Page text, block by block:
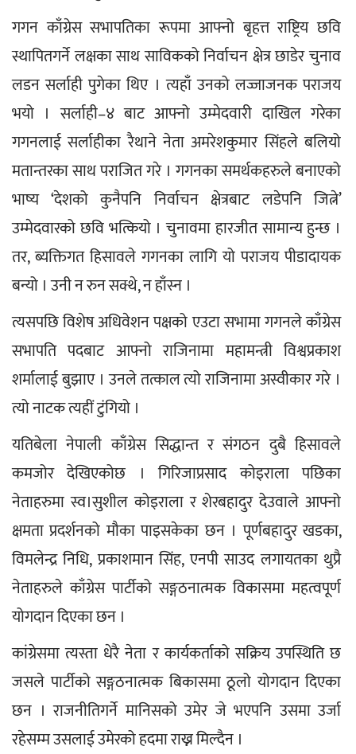
गगन काँग्रेस सभापतिका रूपमा आफ्नो बृहत्त राष्ट्रिय छवि
स्थापितगर्ने लक्षका साथ साविकको निर्वाचन क्षेत्र छाडेर चुनाव
लडन सर्लाही पुगेका थिए । त्यहाँ उनको लज्जाजनक पराजय
भयो । सर्लाही–४ बाट आफ्नो उम्मेदवारी दाखिल गरेका
गगनलाई सर्लाहीका रैथाने नेता अमरेशकुमार सिंहले बलियो
मतान्तरका साथ पराजित गरे । गगनका समर्थकहरुले बनाएको
भाष्य ‘देशको कुनैपनि निर्वाचन क्षेत्रबाट लडेपनि जित्ने’
उम्मेदवारको छवि भत्कियो । चुनावमा हारजीत सामान्य हुन्छ ।
तर, ब्यक्तिगत हिसावले गगनका लागि यो पराजय पीडादायक
बन्यो । उनी न रुन सक्थे, न हाँस्न ।
त्यसपछि विशेष अधिवेशन पक्षको एउटा सभामा गगनले काँग्रेस
सभापति पदबाट आफ्नो राजिनामा महामन्त्री विश्वप्रकाश
शर्मालाई बुझाए । उनले तत्काल त्यो राजिनामा अस्वीकार गरे ।
त्यो नाटक त्यहीं टुंगियो ।
यतिबेला नेपाली काँग्रेस सिद्धान्त र संगठन दुबै हिसावले
कमजोर देखिएकोछ । गिरिजाप्रसाद कोइराला पछिका
नेताहरुमा स्व।सुशील कोइराला र शेरबहादुर देउवाले आफ्नो
क्षमता प्रदर्शनको मौका पाइसकेका छन । पूर्णबहादुर खडका,
विमलेन्द्र निधि, प्रकाशमान सिंह, एनपी साउद लगायतका थुप्रै
नेताहरुले काँग्रेस पार्टीको सङ्गठनात्मक विकासमा महत्वपूर्ण
योगदान दिएका छन ।
कांग्रेसमा त्यस्ता धेरै नेता र कार्यकर्ताको सक्रिय उपस्थिति छ
जसले पार्टीको सङ्गठनात्मक बिकासमा ठूलो योगदान दिएका
छन । राजनीतिगर्ने मानिसको उमेर जे भएपनि उसमा उर्जा
रहेसम्म उसलाई उमेरको हदमा राख्न मिल्दैन ।